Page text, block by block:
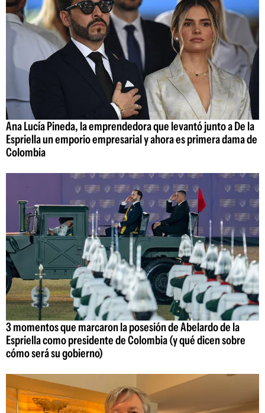
Ana Lucía Pineda, la emprendedora que levantó junto a De la
Espriella un emporio empresarial y ahora es primera dama de
Colombia
3 momentos que marcaron la posesión de Abelardo de la
Espriella como presidente de Colombia (y qué dicen sobre
cómo será su gobierno)